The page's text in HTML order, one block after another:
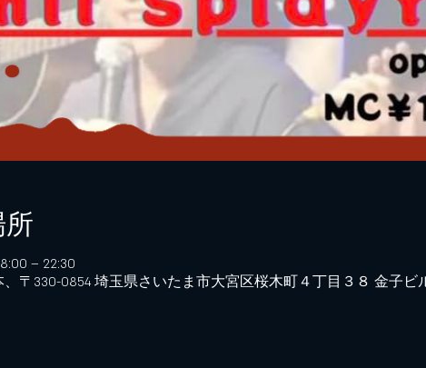
所
– 22:30
、〒330-0854 埼玉県さいたま市大宮区桜木町４丁目３８ 金子ビ